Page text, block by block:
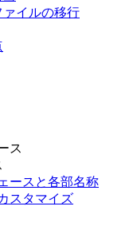
イルの移行
ス
ースと各部名称
スタマイズ